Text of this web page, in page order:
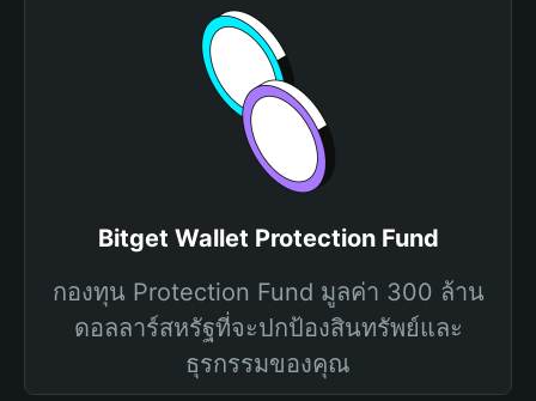
Bitget Wallet Protection Fund
กองทุน Protection Fund มูลค่า 300 ล้าน
ดอลลาร์สหรัฐที่จะปกป้องสินทรัพย์และ
ธุรกรรมของคุณ